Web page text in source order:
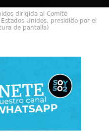
dirigida al Comité
Unidos, presidido por el
de pantalla)